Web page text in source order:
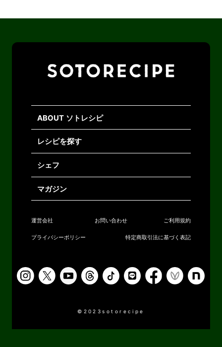
ABOUT ソトレシピ
レシピを探す
シェフ
マガジン
運営会社 お問い合わせ ご利用規約
プライバシーポリシー 特定商取引法に基づく表記
©2023sotorecipe